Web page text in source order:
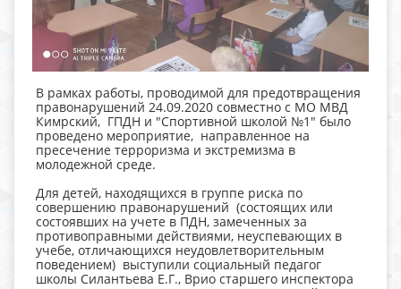
В рамках работы, проводимой для предотвращения
правонарушений 24.09.2020 совместно с МО МВД
Кимрский, ГПДН и "Спортивной школой №1" было
проведено мероприятие, направленное на
пресечение терроризма и экстремизма в
молодежной среде.
Для детей, находящихся в группе риска по
совершению правонарушений (состоящих или
состоявших на учете в ПДН, замеченных за
противоправными действиями, неуспевающих в
учебе, отличающихся неудовлетворительным
поведением) выступили социальный педагог
школы Силантьева Е.Г., Врио старшего инспектора